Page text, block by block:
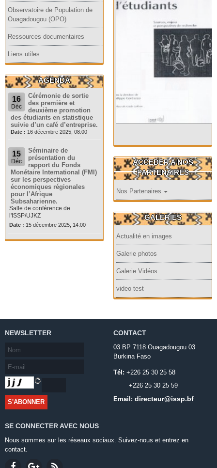
Observatoire de Population de
Ouagadougou (OPO)
Ressources documentaires
Liens utiles
AGENDA
16
Déc
Cérémonie de sortie
des première et
deuxième promotion
des étudiants en statistique
suivie d’un café d’entreprise.
Date : 16 décembre 2025, 08:00
15
Déc
Séminaire de
présentation du
rapport du Fonds
Monétaire International (FMI)
sur les perspectives
économiques régionales
pour l’Afrique
Subsaharienne.
Salle de conférence de
l'ISSP/UJKZ
Date : 15 décembre 2025, 14:00
ACCEDER A NOS
PARTENAIRES
Nos Partenaires
GALERIES
Actualité en images
Galerie photos
Galerie Vidéos
video test
NEWSLETTER CONTACT
03 BP 7118 Ouagadougou 03
Burkina Faso
Tél: +226 25 30 25 58
+226 25 30 25 59
Email: directeur@issp.bf
SE CONNECTER AVEC NOUS
Nous sommes sur les réseaux sociaux. Suivez-nous et entrez en
contact.